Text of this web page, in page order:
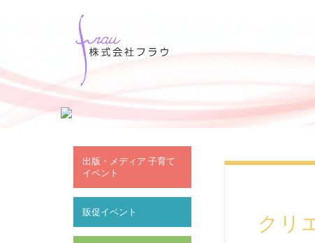
出版・メディア 子育て
イベント
販促イベント クリ